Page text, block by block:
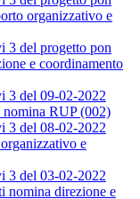
organizzativo e
3 del progetto pon
e coordinamento
3 del 09-02-2022
RUP (002)
3 del 08-02-2022
e
3 del 03-02-2022
nomina direzione e